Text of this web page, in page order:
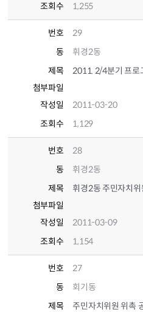
조회수
1,255
번호
29
동
휘경2동
제목
2011. 2/4분기 프로
첨부파일
작성일
2011-03-20
조회수
1,129
번호
28
동
휘경2동
제목
휘경2동 주민자치
첨부파일
작성일
2011-03-09
조회수
1,154
번호
27
동
회기동
제목
주민자치위원 위촉